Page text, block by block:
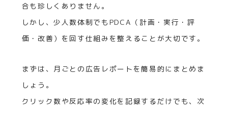
合も珍しくありません。
しかし、少人数体制でもPDCA（計画・実行・評
価・改善）を回す仕組みを整えることが大切です。
まずは、月ごとの広告レポートを簡易的にまとめま
しょう。
クリック数や反応率の変化を記録するだけでも、次